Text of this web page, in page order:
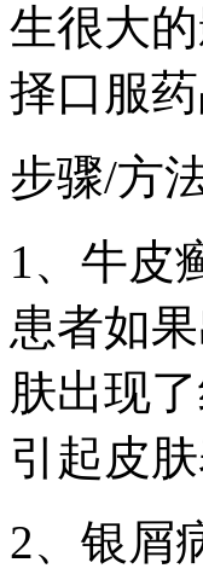
生很大
择口服药
步骤/方
1、牛皮
患者如
肤出现
引起皮
2、银屑